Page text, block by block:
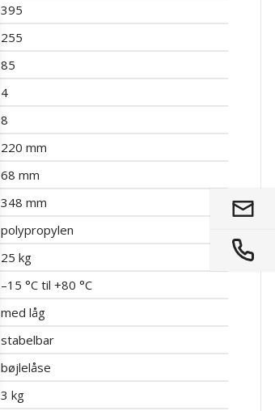
395
255
85
4
8
220 mm
68 mm
348 mm
polypropylen
25 kg
–15 °C til +80 °C
med låg
stabelbar
bøjlelåse
3 kg